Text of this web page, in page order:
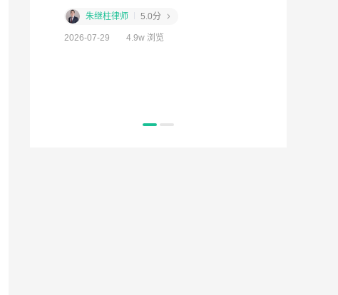
朱继柱律师 5.0分
2026-07-29 4.9w 浏览